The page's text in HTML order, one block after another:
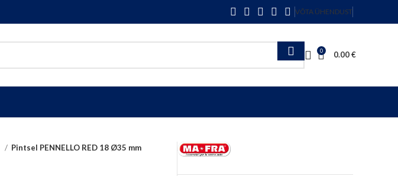
VÕTA ÜHENDUST
0 0.00€
Pintsel PENNELLO RED 18 Ø35 mm